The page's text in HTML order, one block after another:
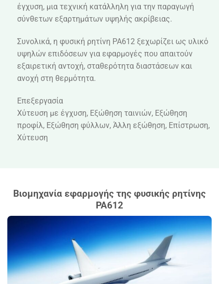
έγχυση, μια τεχνική κατάλληλη για την παραγωγή
σύνθετων εξαρτημάτων υψηλής ακρίβειας.
Συνολικά, η φυσική ρητίνη PA612 ξεχωρίζει ως υλικό
υψηλών επιδόσεων για εφαρμογές που απαιτούν
εξαιρετική αντοχή, σταθερότητα διαστάσεων και
ανοχή στη θερμότητα.
Επεξεργασία
Χύτευση με έγχυση, Εξώθηση ταινιών, Εξώθηση
προφίλ, Εξώθηση φύλλων, Άλλη εξώθηση, Επίστρωση,
Χύτευση
Βιομηχανία εφαρμογής της φυσικής ρητίνης
PA612